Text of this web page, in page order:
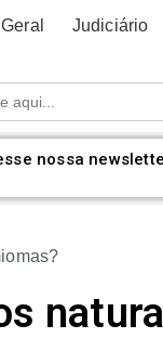
Geral Judiciário
nossa